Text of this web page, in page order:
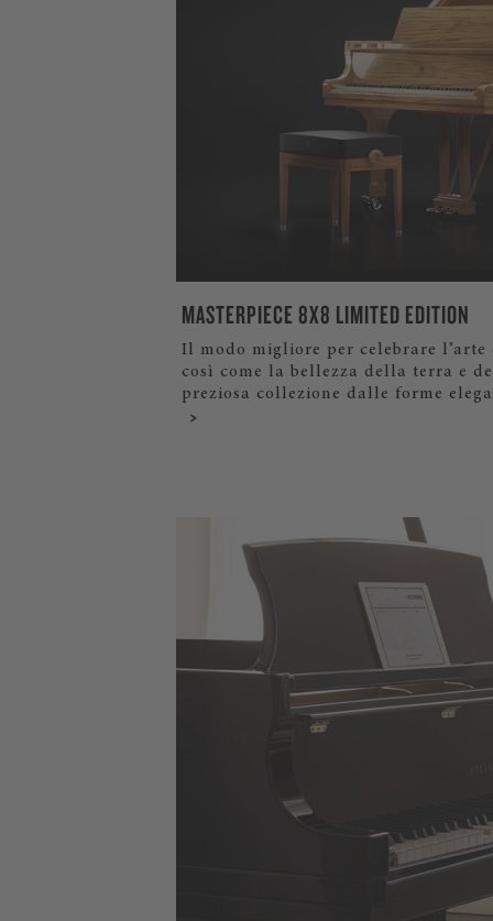
MASTERPIECE 8X8 LIMITED EDITION
Il modo migliore per celebrare l’arte
così come la bellezza della terra e
preziosa collezione dalle forme